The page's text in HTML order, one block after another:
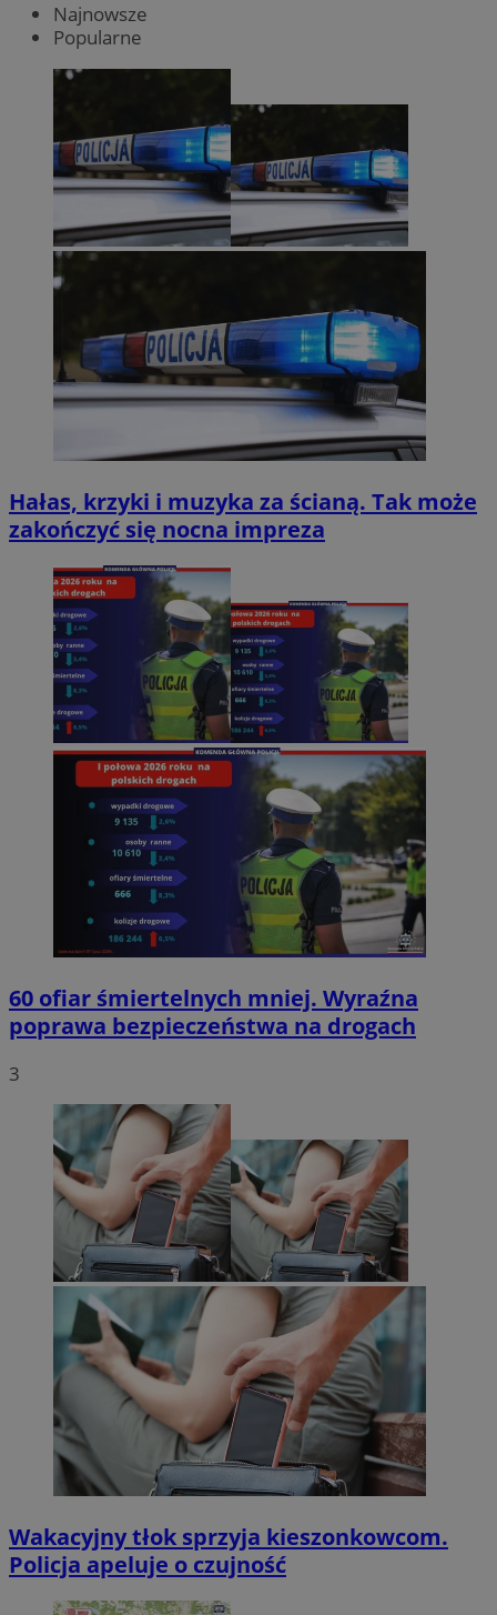
Najnowsze
Popularne
Hałas, krzyki i muzyka za ścianą. Tak może
zakończyć się nocna impreza
60 ofiar śmiertelnych mniej. Wyraźna
poprawa bezpieczeństwa na drogach
3
Wakacyjny tłok sprzyja kieszonkowcom.
Policja apeluje o czujność